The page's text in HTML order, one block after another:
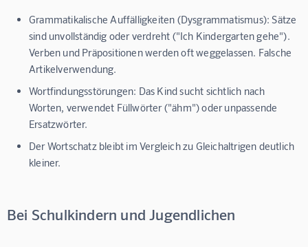
Grammatikalische Auffälligkeiten (Dysgrammatismus): Sätze
sind unvollständig oder verdreht ("Ich Kindergarten gehe").
Verben und Präpositionen werden oft weggelassen. Falsche
Artikelverwendung.
Wortfindungsstörungen: Das Kind sucht sichtlich nach
Worten, verwendet Füllwörter ("ähm") oder unpassende
Ersatzwörter.
Der Wortschatz bleibt im Vergleich zu Gleichaltrigen deutlich
kleiner.
Bei Schulkindern und Jugendlichen